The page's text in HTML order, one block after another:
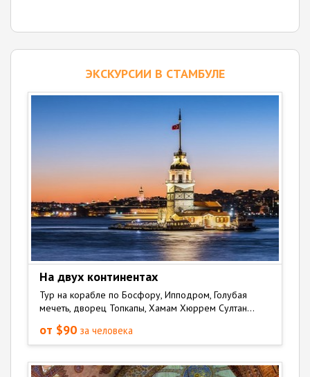
ЭКСКУРСИИ В СТАМБУЛЕ
На двух континентах
Тур на корабле по Босфору, Ипподром, Голубая
мечеть, дворец Топкапы, Хамам Хюррем Султан...
от $90 за человека